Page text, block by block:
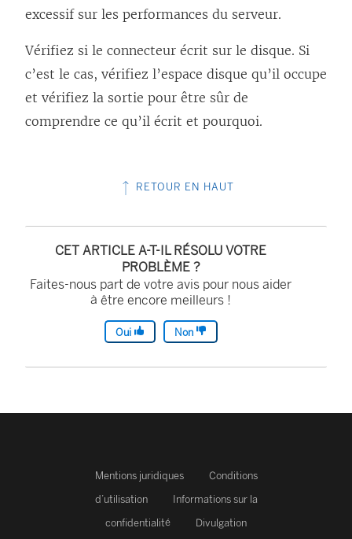
l
e
)
l
e
)
l
n
t
e
)
excessif sur les performances du serveur.
Vérifiez si le connecteur écrit sur le disque. Si
c’est le cas, vérifiez l’espace disque qu’il occupe
et vérifiez la sortie pour être sûr de
comprendre ce qu’il écrit et pourquoi.
RETOUR EN HAUT
CET ARTICLE A-T-IL RÉSOLU VOTRE
PROBLÈME ?
Faites-nous part de votre avis pour nous aider
à être encore meilleurs !
Oui Non
Mentions juridiques
Conditions
d’utilisation
Informations sur la
confidentialité
Divulgation